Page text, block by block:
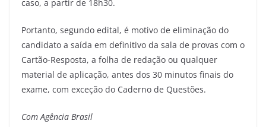
caso, a partir de 18h30.
Portanto, segundo edital, é motivo de eliminação do
candidato a saída em definitivo da sala de provas com o
Cartão-Resposta, a folha de redação ou qualquer
material de aplicação, antes dos 30 minutos finais do
exame, com exceção do Caderno de Questões.
Com Agência Brasil